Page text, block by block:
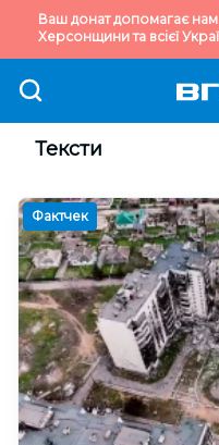
Ваш донат допомагає
Херсонщини та всієї
Тексти
Фактчек